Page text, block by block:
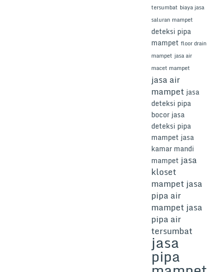
tersumbat biaya jasa
saluran mampet
deteksi pipa
mampet floor drain
mampet jasa air
macet mampet
jasa air
mampet jasa
deteksi pipa
bocor jasa
deteksi pipa
mampet jasa
kamar mandi
mampet jasa
kloset
mampet jasa
pipa air
mampet jasa
pipa air
tersumbat
jasa
pipa